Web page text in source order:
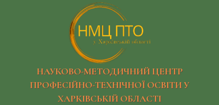
НАУКОВО-МЕТОДИЧНИЙ ЦЕНТР
ПРОФЕСІЙНО-ТЕХНІЧНОЇ ОСВІТИ У
ХАРКІВСЬКІЙ ОБЛАСТІ